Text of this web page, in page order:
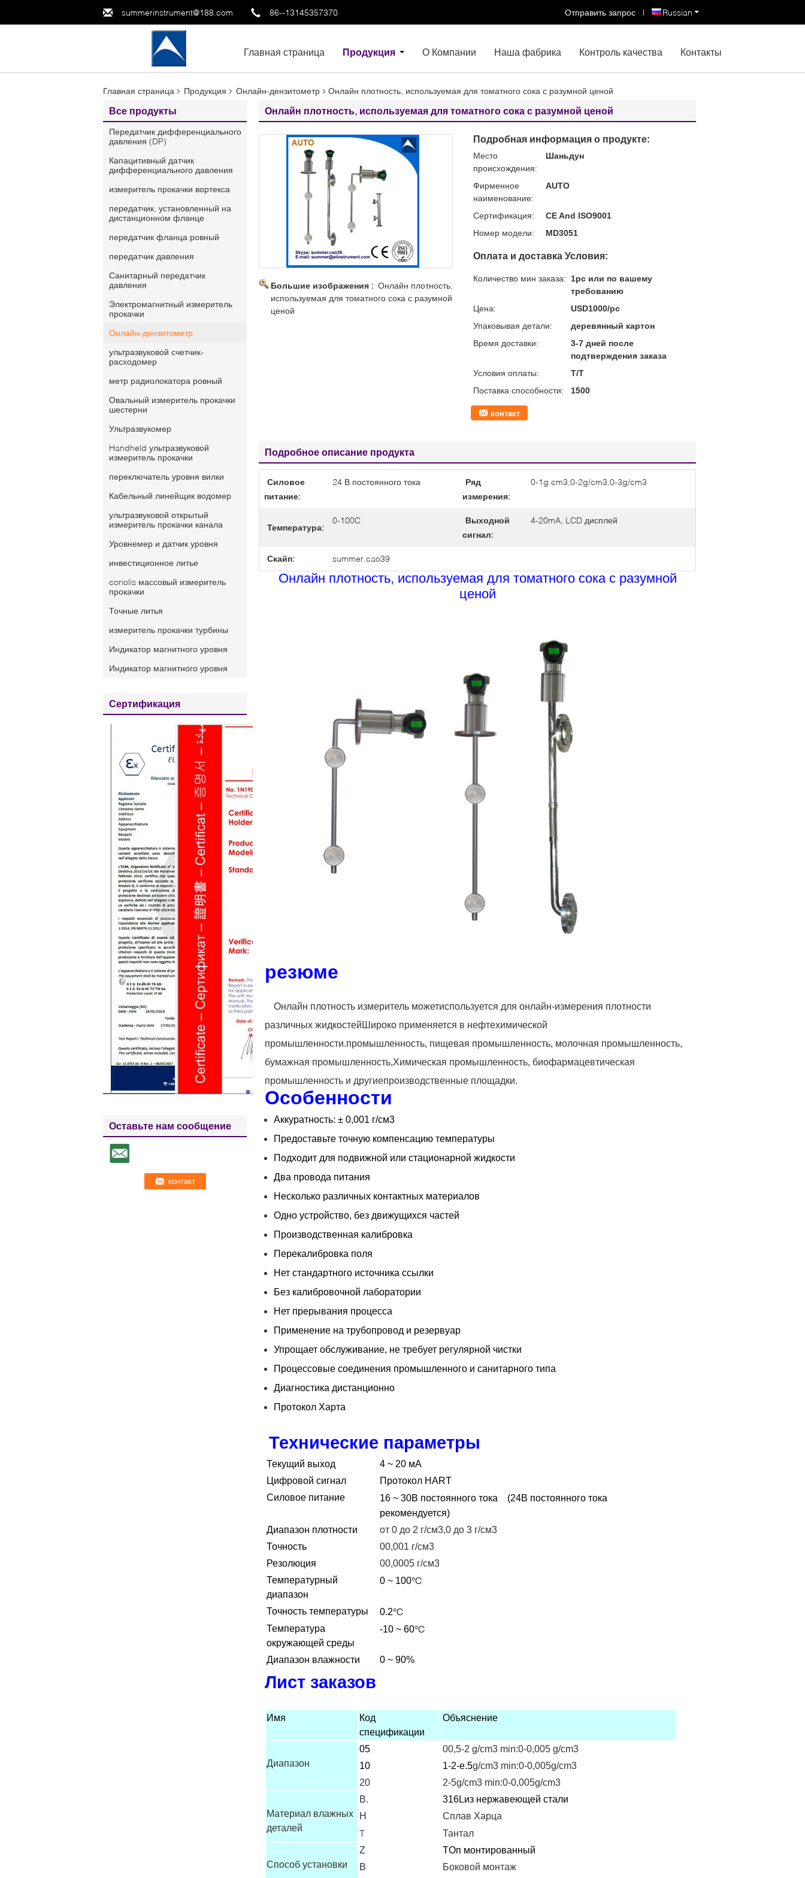
summerinstrument@188.com 86--13145357370 Russian
Отправить запрос |
Главная страница Продукция О Компании Наша фабрика Контроль качества Контакты
Главная страница Продукция Онлайн-дензитометр Онлайн плотность, используемая для томатного сока с разумной ценой
Все продукты
Передатчик дифференциального
давления (DP)
Капацитивный датчик
дифференциального давления
измеритель прокачки вортекса
передатчик, установленный на
дистанционном фланце
передатчик фланца ровный
передатчик давления
Санитарный передатчик
давления
Электромагнитный измеритель
прокачки
Онлайн-дензитометр
ультразвуковой счетчик-
расходомер
метр радиолокатора ровный
Овальный измеритель прокачки
шестерни
Ультразвукомер
Handheld ультразвуковой
измеритель прокачки
переключатель уровня вилки
Кабельный линейщик водомер
ультразвуковой открытый
измеритель прокачки канала
Уровнемер и датчик уровня
инвестиционное литье
coriolis массовый измеритель
прокачки
Точные литья
измеритель прокачки турбины
Индикатор магнитного уровня
Индикатор магнитного уровня
Сертификация
Оставьте нам сообщение
Онлайн плотность, используемая для томатного сока с разумной ценой
Большие изображения : Онлайн плотность,
используемая для томатного сока с разумной
ценой
Подробная информация о продукте:
Место
происхождения:
Шаньдун
Фирменное
наименование:
AUTO
Сертификация:
CE And ISO9001
Номер модели:
MD3051
Оплата и доставка Условия:
Количество мин заказа:
1pc или по вашему
требованию
Цена:
USD1000/pc
Упаковывая детали:
деревянный картон
Время доставки:
3-7 дней после
подтверждения заказа
Условия оплаты:
T/T
Поставка способности:
1500
контакт
Подробное описание продукта
Силовое
питание:
24 В постоянного тока
Ряд
измерения:
0-1g.cm3,0-2g/cm3,0-3g/cm3
Температура:
0-100C
Выходной
сигнал:
4-20mA, LCD дисплей
Скайп: summer.cao39
Онлайн плотность, используемая для томатного сока с разумной
ценой
резюме
Онлайн плотность измеритель можетиспользуется для онлайн-измерения плотности
различных жидкостей Широко применяется в нефтехимической
промышленности.промышленность, пищевая промышленность, молочная промышленность,
бумажная промышленность,Химическая промышленность, биофармацевтическая
промышленность и другиепроизводственные площадки.
Особенности
Аккуратность: ± 0,001 г/см3
Предоставьте точную компенсацию температуры
Подходит для подвижной или стационарной жидкости
Два провода питания
Несколько различных контактных материалов
Одно устройство, без движущихся частей
Производственная калибровка
Перекалибровка поля
Нет стандартного источника ссылки
Без калибровочной лаборатории
Нет прерывания процесса
Применение на трубопровод и резервуар
Упрощает обслуживание, не требует регулярной чистки
Процессовые соединения промышленного и санитарного типа
Диагностика дистанционно
Протокол Харта
Технические параметры
Текущий выход
4 ~ 20 мА
Цифровой сигнал
Протокол HART
Силовое питание
16 ~ 30В постоянного тока
(24В постоянного тока
рекомендуется)
Диапазон плотности
от 0 до 2 г/см3,0 до 3 г/см3
Точность
00,001 г/см3
Резолюция
00,0005 г/см3
Температурный
диапазон
0 ~ 100°C
Точность температуры 0.2°C
Температура
окружающей среды
-10 ~ 60°C
Диапазон влажности 0 ~ 90%
Лист заказов
Имя
Код
спецификации
Объяснение
Диапазон
05
00,5-2 g/cm3 min:0-0,005 g/cm3
10
1-2-е.5g/cm3 min:0-0,005g/cm3
20
2-5g/cm3 min:0-0,005g/cm3
Материал влажных
деталей
В. 316Lиз нержавеющей стали
H
Сплав Харца
T Тантал
Способ установки
Z TОп монтированный
В
Боковой монтаж